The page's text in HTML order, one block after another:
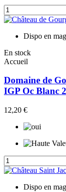
Dispo en
En stock
Accueil
Domaine de
IGP Oc Blanc
12,20 €
Dispo en